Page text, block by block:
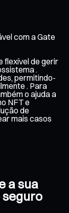
com a Gate
flexível de gerir
.
permitindo-
. Para
o ajuda a
NFT e
de
mais casos
a sua